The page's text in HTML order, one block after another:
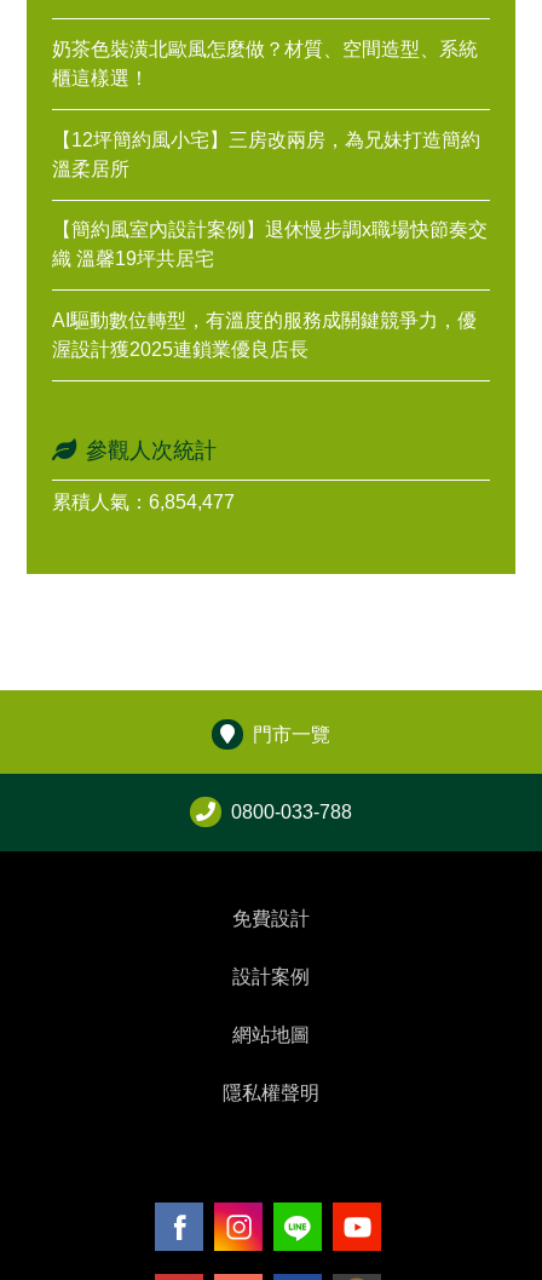
奶茶色裝潢北歐風怎麼做？材質、空間造型、系統
櫃這樣選！
【12坪簡約風小宅】三房改兩房，為兄妹打造簡約
溫柔居所
【簡約風室內設計案例】退休慢步調x職場快節奏交
織 溫馨19坪共居宅
AI驅動數位轉型，有溫度的服務成關鍵競爭力，優
渥設計獲2025連鎖業優良店長
參觀人次統計
累積人氣：6,854,477
門市一覽
0800-033-788
免費設計
設計案例
網站地圖
隱私權聲明